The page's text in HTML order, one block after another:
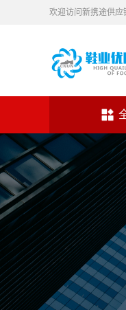
欢迎访问新携途供应